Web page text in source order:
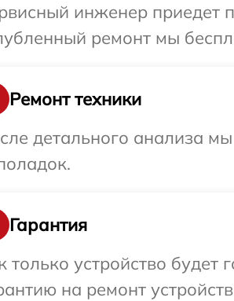
инженер приедет
ремонт мы
Ремонт техники
детального анализа
Гарантия
только устройство
на ремонт